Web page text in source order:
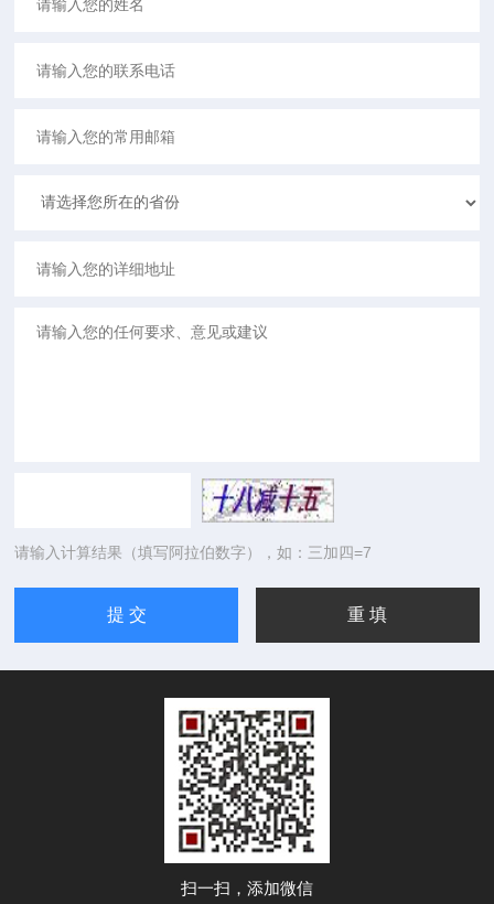
请输入计算结果（填写阿拉伯数字），如：三加四=7
扫一扫，添加微信